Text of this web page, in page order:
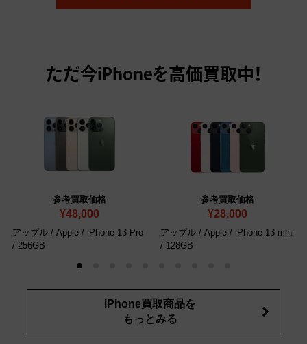
ただ今iPhoneを高価買取中！
参考買取価格
¥48,000
アップル / Apple / iPhone 13 Pro
/ 256GB
参考買取価格
¥28,000
アップル / Apple / iPhone 13 mini
/ 128GB
iPhone買取商品を
もっとみる